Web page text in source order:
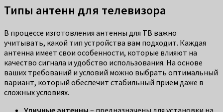
Типы антенн для телевизора
В процессе изготовления антенны для ТВ важно
учитывать, какой тип устройства вам подходит. Каждая
антенна имеет свои особенности, которые влияют на
качество сигнала и удобство использования. На основе
ваших требований и условий можно выбрать оптимальный
вариант, который обеспечит стабильный прием даже в
сложных условиях.